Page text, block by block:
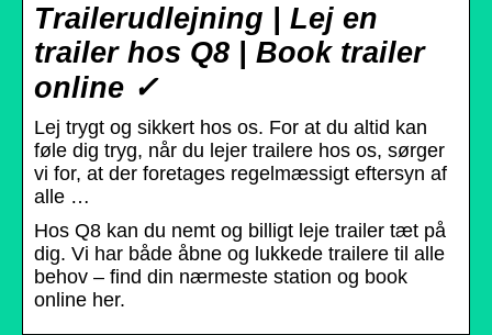
Trailerudlejning | Lej en
trailer hos Q8 | Book trailer
online ✓
Lej trygt og sikkert hos os. For at du altid kan
føle dig tryg, når du lejer trailere hos os, sørger
vi for, at der foretages regelmæssigt eftersyn af
alle …
Hos Q8 kan du nemt og billigt leje trailer tæt på
dig. Vi har både åbne og lukkede trailere til alle
behov – find din nærmeste station og book
online her.